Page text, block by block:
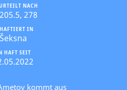
HAFT SEIT
IN
Šeksna
NACH
278
kommt aus